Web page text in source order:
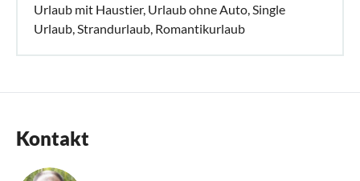
Urlaub mit Haustier, Urlaub ohne Auto, Single
Urlaub, Strandurlaub, Romantikurlaub
Kontakt